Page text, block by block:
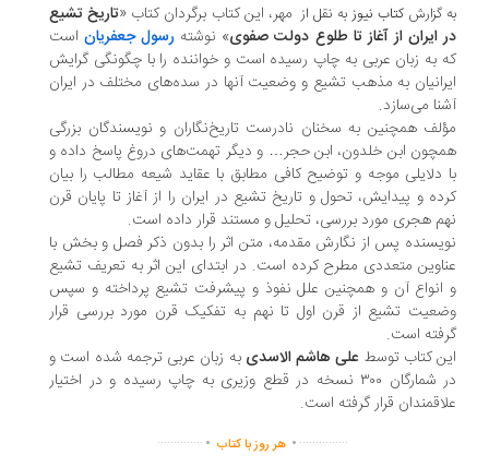
گزارش کتاب نیوز به نقل ازمهر، این کتاب برگردان کتاب « تاریخ تشیع
ایران از آغاز تا طلوع دولت صفوی » نوشته رسول جعفریاناست
به زبان عربی به چاپ رسیده است و خواننده را با چگونگی گرایش
به مذهب تشیع و وضعیت آنها در سده‌های مختلف در ایران
می‌سازد.
همچنین به سخنان نادرست تاریخ‌نگاران و نویسندگان بزرگی
ابن خلدون، ابن حجر… و دیگر تهمت‌های دروغ پاسخ داده و
دلایلی موجه و توضیح کافی مطابق با عقاید شیعه مطالب را بیان
و پیدایش، تحول و تاریخ تشیع در ایران را از آغاز تا پایان قرن
هجری مورد بررسی، تحلیل و مستند قرار داده است.
پس از نگارش مقدمه، متن اثر را بدون ذکر فصل و بخش با
متعددی مطرح کرده است. در ابتدای این اثر به تعریف تشیع
آن و همچنین علل نفوذ و پیشرفت تشیع پرداخته و سپس
تشیع از قرن اول تا نهم به تفکیک قرن مورد بررسی قرار
است.
کتاب توسط علی هاشم الاسدیبه زبان عربی ترجمه شده است و
در شمارگان ۳۰۰ نسخه در قطع وزیری به چاپ رسیده و در اختیار
قرار گرفته است.
...............
. هر روز با کتاب.
..............